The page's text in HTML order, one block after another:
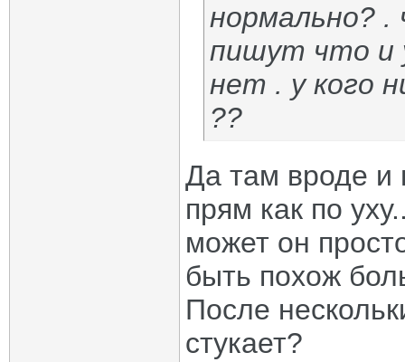
нормально?
пишут что и
нет . у кого
??
Да там вроде и
прям как по
может он
быть похож
После
стукает?